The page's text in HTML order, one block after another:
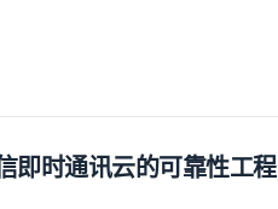
即时通讯云的可靠性工程